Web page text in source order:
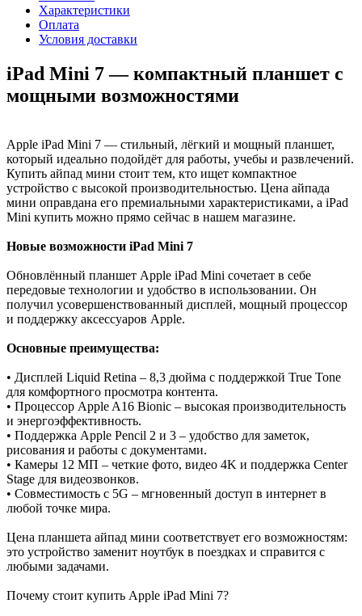
Характеристики
Оплата
Условия доставки
iPad Mini 7 — компактный планшет с
мощными возможностями
Apple iPad Mini 7 — стильный, лёгкий и мощный планшет,
который идеально подойдёт для работы, учебы и развлечений.
Купить айпад мини стоит тем, кто ищет компактное
устройство с высокой производительностью. Цена айпада
мини оправдана его премиальными характеристиками, а iPad
Mini купить можно прямо сейчас в нашем магазине.
Новые возможности iPad Mini 7
Обновлённый планшет Apple iPad Mini сочетает в себе
передовые технологии и удобство в использовании. Он
получил усовершенствованный дисплей, мощный процессор
и поддержку аксессуаров Apple.
Основные преимущества:
• Дисплей Liquid Retina – 8,3 дюйма с поддержкой True Tone
для комфортного просмотра контента.
• Процессор Apple A16 Bionic – высокая производительность
и энергоэффективность.
• Поддержка Apple Pencil 2 и 3 – удобство для заметок,
рисования и работы с документами.
• Камеры 12 МП – четкие фото, видео 4K и поддержка Center
Stage для видеозвонков.
• Совместимость с 5G – мгновенный доступ в интернет в
любой точке мира.
Цена планшета айпад мини соответствует его возможностям:
это устройство заменит ноутбук в поездках и справится с
любыми задачами.
Почему стоит купить Apple iPad Mini 7?